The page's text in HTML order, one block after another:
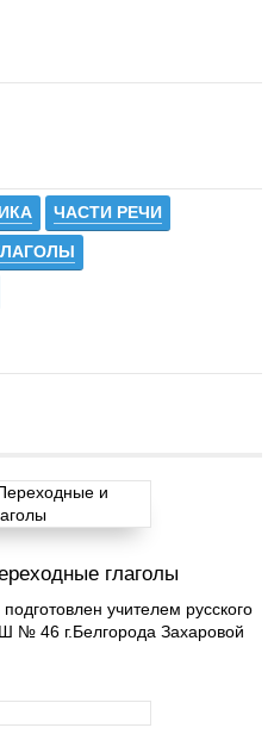
ЧАСТИ РЕЧИ
глаголы
учителем русского
46 г.Белгорода Захаровой